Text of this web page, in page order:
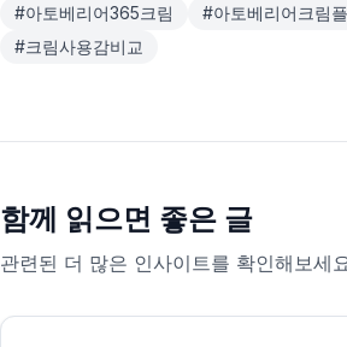
#아토베리어365크림 #아토베리어크림
#크림사용감비교
함께 읽으면 좋은 글
관련된 더 많은 인사이트를 확인해보세